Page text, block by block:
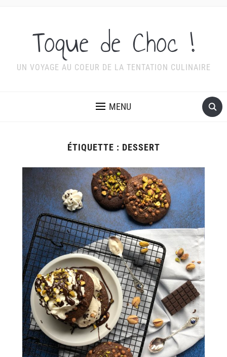
Toque de Choc !
UN VOYAGE AU COEUR DE LA TENTATION CULINAIRE
MENU
ÉTIQUETTE : DESSERT